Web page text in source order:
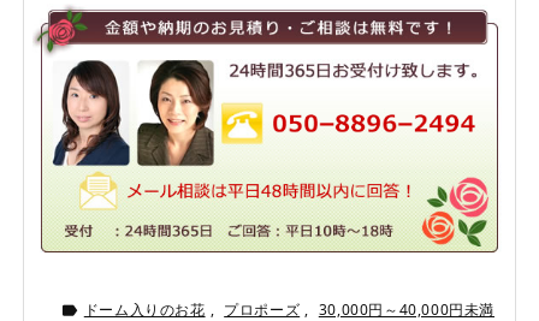
 ドーム入りのお花 , プロポーズ , 30,000円～40,000円未満